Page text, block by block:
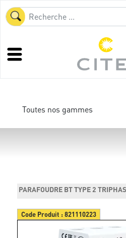
Toutes nos gammes
PARAFOUDRE BT TYPE 2
Code Produit :821110223